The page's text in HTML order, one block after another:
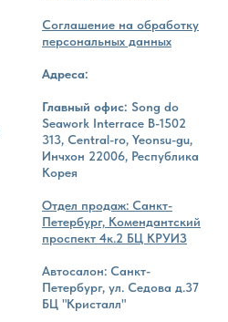
Соглашение на обработку
персональных данных
Адреса:
Главный офис: Song do
Seawork Interrace B-1502
313, Central-ro, Yeonsu-gu,
Инчхон 22006, Республика
Корея
Отдел продаж: Санкт-
Петербург, Комендантский
проспект 4к.2 БЦ КРУИЗ
Автосалон: Санкт-
Петербург, ул. Седова д.37
БЦ "Кристалл"